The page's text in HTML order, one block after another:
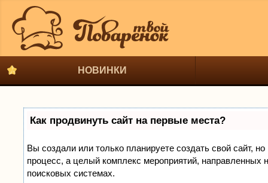
НОВИНКИ
Как продвинуть сайт на первые места?
Вы создали или только планируете создать свой сайт,
процесс, а целый комплекс мероприятий, направленных
поисковых системах.